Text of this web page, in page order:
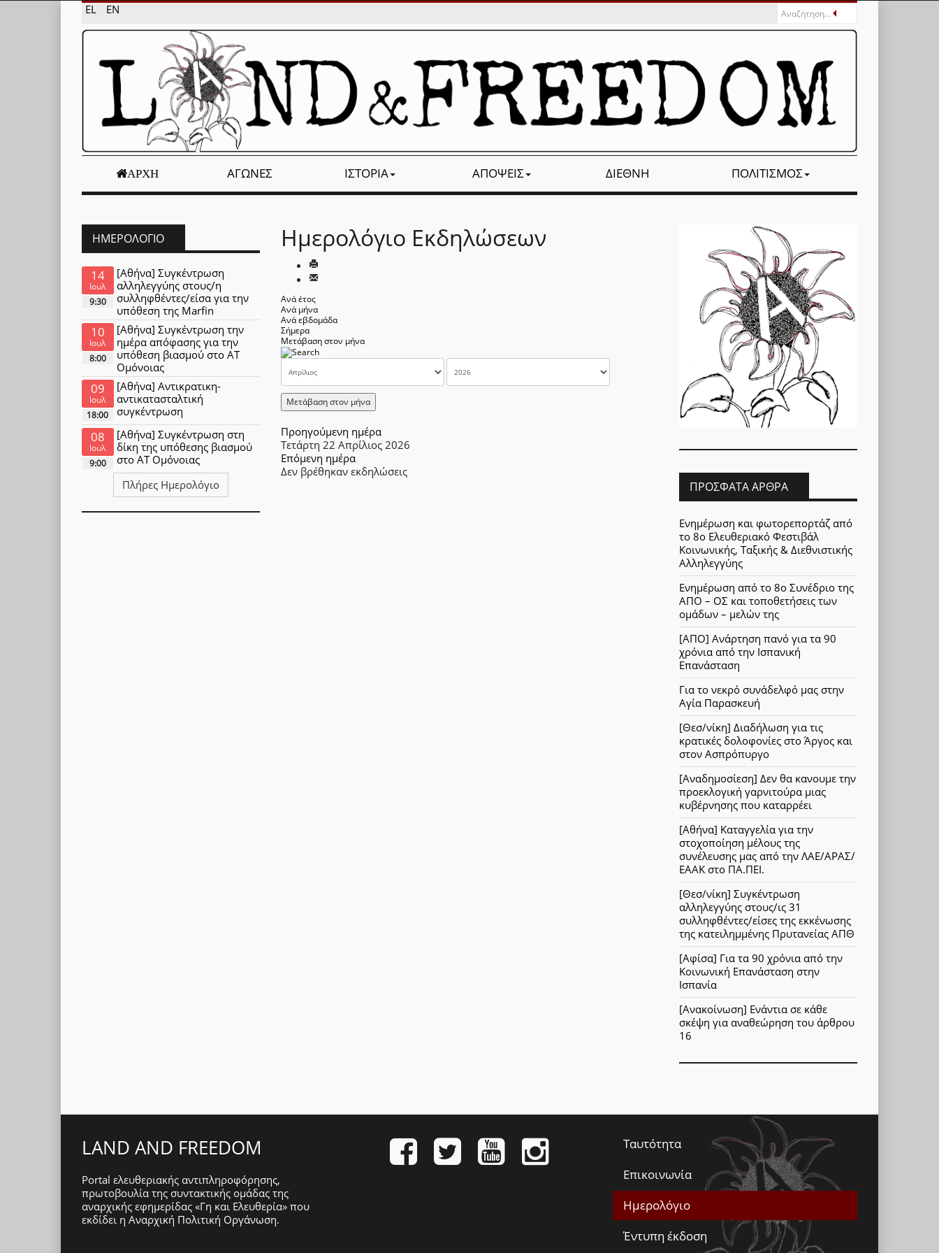
EL EN
ΑΡΧΉ ΑΓΏΝΕΣ ΙΣΤΟΡΊΑ ΑΠΌΨΕΙΣ ΔΙΕΘΝΉ ΠΟΛΙΤΙΣΜΌΣ
Ημερολόγιο Εκδηλώσεων
Ανά έτος
Ανά μήνα
Ανά εβδομάδα
Σήμερα
Μετάβαση στον μήνα
Μετάβαση στον μήνα
Προηγούμενη ημέρα
Τετάρτη 22 Απρίλιος 2026
Επόμενη ημέρα
Δεν βρέθηκαν εκδηλώσεις
ΗΜΕΡΟΛΌΓΙΟ
14
Ιουλ
9:30
[Αθήνα] Συγκέντρωση
αλληλεγγύης στους/η
συλληφθέντες/είσα για την
υπόθεση της Marfin
10
Ιουλ
8:00
[Αθήνα] Συγκέντρωση την
ημέρα απόφασης για την
υπόθεση βιασμού στο ΑΤ
Ομόνοιας
09
Ιουλ
18:00
[Αθήνα] Αντικρατικη-
αντικατασταλτική
συγκέντρωση
08
Ιουλ
9:00
[Αθήνα] Συγκέντρωση στη
δίκη της υπόθεσης βιασμού
στο ΑΤ Ομόνοιας
Πλήρες Ημερολόγιο
ΠΡΌΣΦΑΤΑ ΆΡΘΡΑ
Ενημέρωση και φωτορεπορτάζ από
το 8ο Ελευθεριακό Φεστιβάλ
Κοινωνικής, Ταξικής & Διεθνιστικής
Αλληλεγγύης
Ενημέρωση από το 8ο Συνέδριο της
ΑΠΟ – ΟΣ και τοποθετήσεις των
ομάδων – μελών της
[ΑΠΟ] Ανάρτηση πανό για τα 90
χρόνια από την Ισπανική
Επανάσταση
Για το νεκρό συνάδελφό μας στην
Αγία Παρασκευή
[Θεσ/νίκη] Διαδήλωση για τις
κρατικές δολοφονίες στο Άργος και
στον Ασπρόπυργο
[Αναδημοσίεση] Δεν θα κανουμε την
προεκλογική γαρνιτούρα μιας
κυβέρνησης που καταρρέει
[Αθήνα] Καταγγελία για την
στοχοποίηση μέλους της
συνέλευσης μας από την ΛΑΕ/ΑΡΑΣ/
ΕΑΑΚ στο ΠΑ.ΠΕΙ.
[Θεσ/νίκη] Συγκέντρωση
αλληλεγγύης στους/ις 31
συλληφθέντες/είσες της εκκένωσης
της κατειλημμένης Πρυτανείας ΑΠΘ
[Αφίσα] Για τα 90 χρόνια από την
Κοινωνική Επανάσταση στην
Ισπανία
[Ανακοίνωση] Ενάντια σε κάθε
σκέψη για αναθεώρηση του άρθρου
16
LAND AND FREEDOM
Portal ελευθεριακής αντιπληροφόρησης,
πρωτοβουλία της συντακτικής ομάδας της
αναρχικής εφημερίδας «Γη και Ελευθερία» που
εκδίδει η Αναρχική Πολιτική Οργάνωση.
Ταυτότητα
Επικοινωνία
Ημερολόγιο
Έντυπη έκδοση